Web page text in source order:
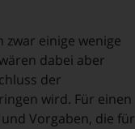
einige wenige
dabei aber
der
wird. Für einen
Vorgaben, die für